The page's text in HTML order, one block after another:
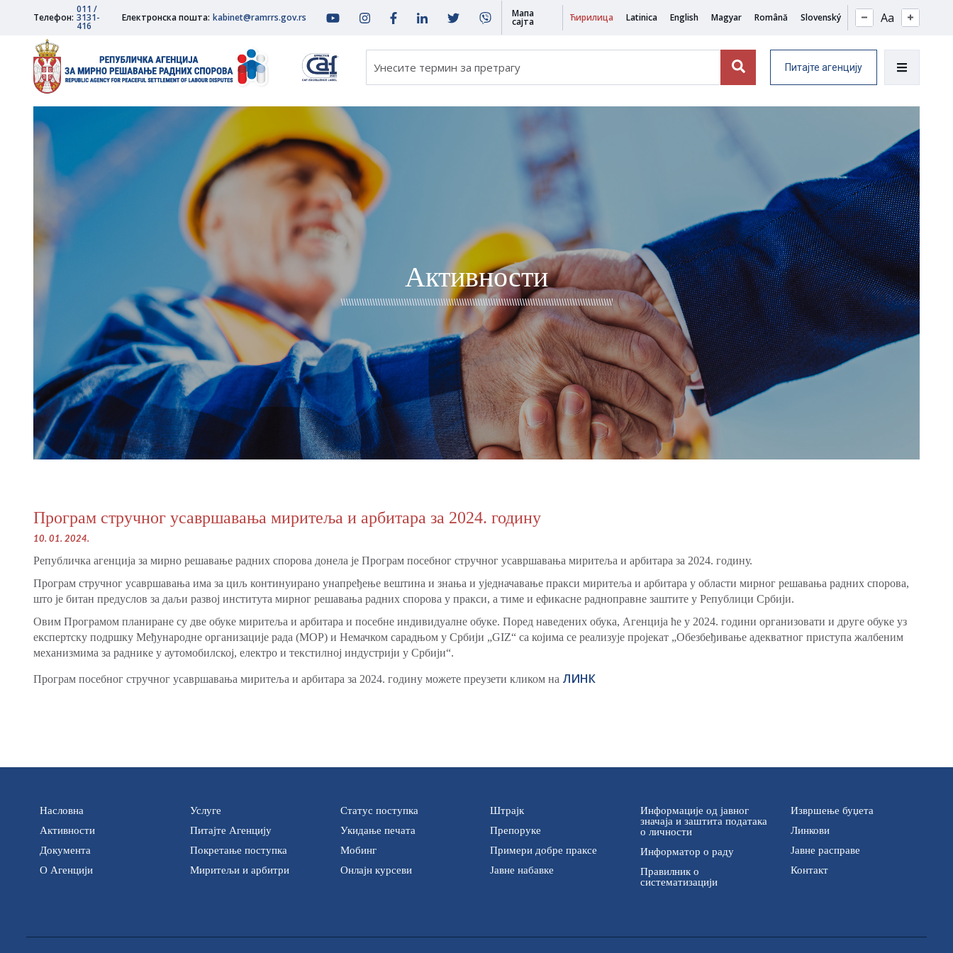
Телефон:
011 /
3131-
416
Електронска пошта: kabinet@ramrrs.gov.rs Мапа
сајта Ћирилица Latinica English Magyar Română Slovenský Aa
Питајте агенцију
Активности
Програм стручног усавршавања миритеља и арбитара за 2024. годину
10. 01. 2024.
Републичка агенција за мирно решавање радних спорова донела је Програм посебног стручног усавршавања миритеља и арбитара за 2024. годину.
Програм стручног усавршавања има за циљ континуирано унапређење вештина и знања и уједначавање пракси миритеља и арбитара у области мирног решавања радних спорова,
што је битан предуслов за даљи развој института мирног решавања радних спорова у пракси, а тиме и ефикасне радноправне заштите у Републици Србији.
Овим Програмом планиране су две обуке миритеља и арбитара и посебне индивидуалне обуке. Поред наведених обука, Агенција ће у 2024. години организoвати и друге обуке уз
експертску подршку Међународне организације рада (МОР) и Немачком сарадњом у Србији „GIZ“ са којима се реализује пројекат „Обезбеђивање адекватног приступа жалбеним
механизмима за раднике у аутомобилској, електро и текстилној индустрији у Србији“.
Програм посебног стручног усавршавања миритеља и арбитара за 2024. годину можете преузети кликом на ЛИНК
Насловна
Активности
Документа
О Агенцији
Услуге
Питајте Агенцију
Покретање поступка
Миритељи и арбитри
Статус поступка
Укидање печата
Мобинг
Онлајн курсеви
Штрајк
Препоруке
Примери добре праксе
Јавне набавке
Информације од јавног
значаја и заштита података
о личности
Информатор о раду
Правилник о
систематизацији
Извршење буџета
Линкови
Јавне расправе
Контакт